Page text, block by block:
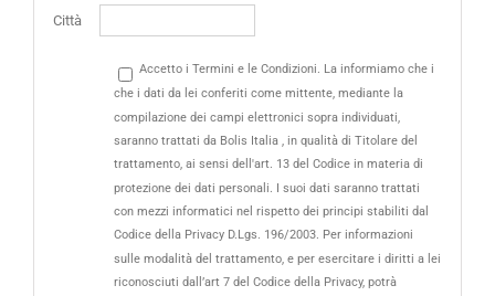
Città
Accetto i Termini e le Condizioni. La informiamo che i
che i dati da lei conferiti come mittente, mediante la
compilazione dei campi elettronici sopra individuati,
saranno trattati da Bolis Italia , in qualità di Titolare del
trattamento, ai sensi dell'art. 13 del Codice in materia di
protezione dei dati personali. I suoi dati saranno trattati
con mezzi informatici nel rispetto dei principi stabiliti dal
Codice della Privacy D.Lgs. 196/2003. Per informazioni
sulle modalità del trattamento, e per esercitare i diritti a lei
riconosciuti dall’art 7 del Codice della Privacy, potrà